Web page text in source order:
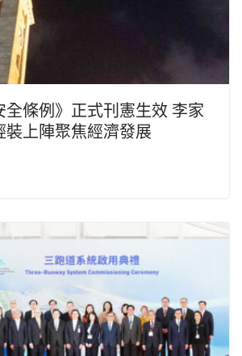
全條例》正式刊憲生效 李家
裝上陣聚焦經濟發展